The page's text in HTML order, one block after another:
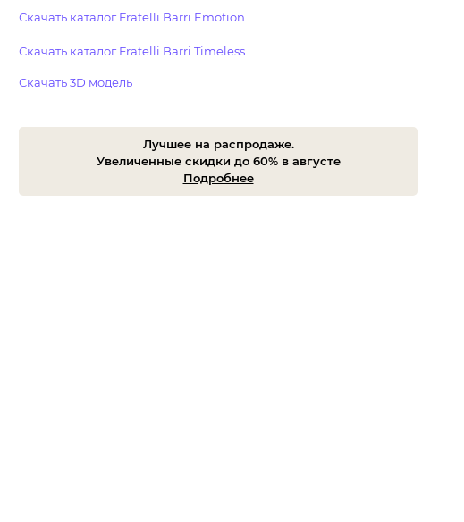
Скачать каталог Fratelli Barri Emotion
Скачать каталог Fratelli Barri Timeless
Скачать 3D модель
Лучшее на распродаже.
Увеличенные скидки до 60% в августе
Подробнее